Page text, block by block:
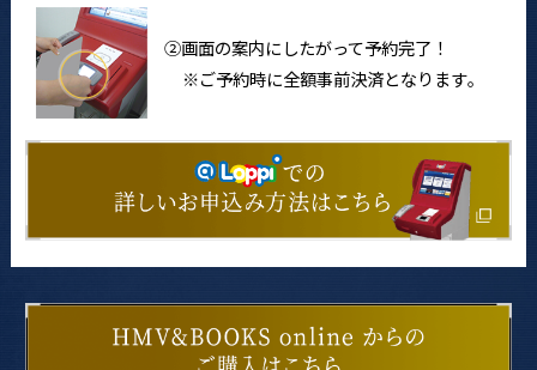
②画面の案内にしたがって予約完了！
※ご予約時に全額事前決済となります｡